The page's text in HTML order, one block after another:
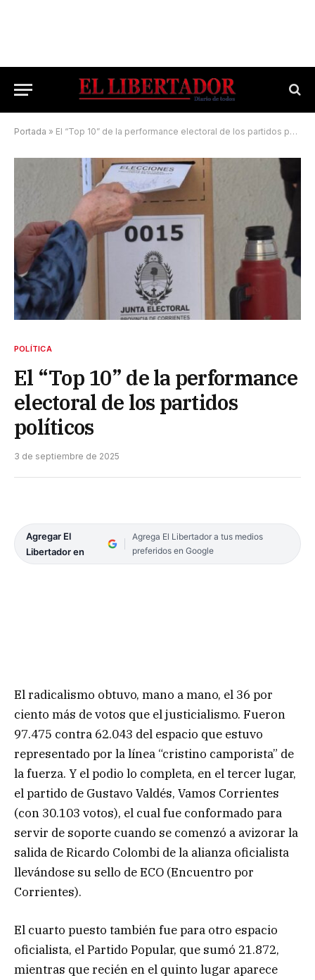
Portada » El “Top 10” de la performance electoral de los partidos políticos
POLÍTICA
El “Top 10” de la performance
electoral de los partidos
políticos
3 de septiembre de 2025
Agregar El
Libertador en
Agrega El Libertador a tus medios
preferidos en Google
El radicalismo obtuvo, mano a mano, el 36 por
ciento más de votos que el justicialismo. Fueron
97.475 contra 62.043 del espacio que estuvo
representado por la línea “cristino camporista” de
la fuerza. Y el podio lo completa, en el tercer lugar,
el partido de Gustavo Valdés, Vamos Corrientes
(con 30.103 votos), el cual fue conformado para
servir de soporte cuando se comenzó a avizorar la
salida de Ricardo Colombi de la alianza oficialista
llevándose su sello de ECO (Encuentro por
Corrientes).
El cuarto puesto también fue para otro espacio
oficialista, el Partido Popular, que sumó 21.872,
mientras que recién en el quinto lugar aparece